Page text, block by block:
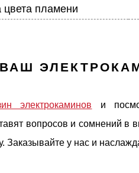
пламени
электрокаминов и
вопросов и сомнений
Заказывайте у нас и